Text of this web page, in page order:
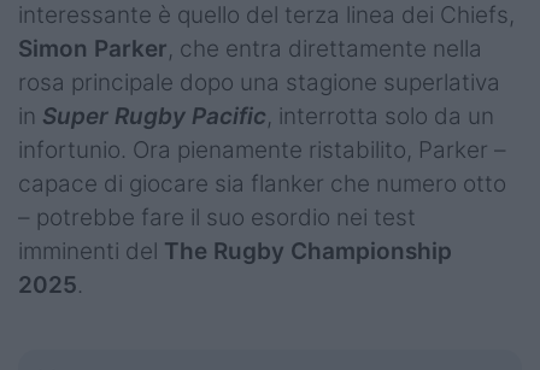
interessante è quello del terza linea dei Chiefs,
Simon Parker, che entra direttamente nella
rosa principale dopo una stagione superlativa
in Super Rugby Pacific, interrotta solo da un
infortunio. Ora pienamente ristabilito, Parker –
capace di giocare sia flanker che numero otto
– potrebbe fare il suo esordio nei test
imminenti del The Rugby Championship
2025.